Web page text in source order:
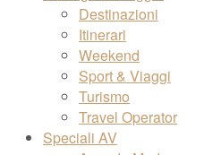
Destinazioni
Itinerari
Weekend
Sport & Viaggi
Turismo
Travel Operator
Speciali AV